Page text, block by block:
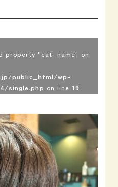
property "cat_name" on
public_html/wp-
single.php on line 19